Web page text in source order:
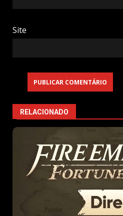
Site
RELACIONADO